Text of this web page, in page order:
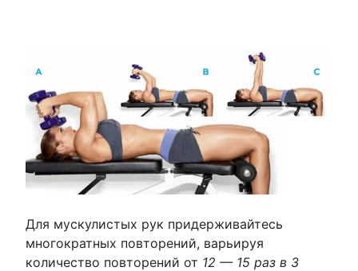
Для мускулистых рук придерживайтесь
многократных повторений, варьируя
количество повторений от 12 — 15 раз в 3